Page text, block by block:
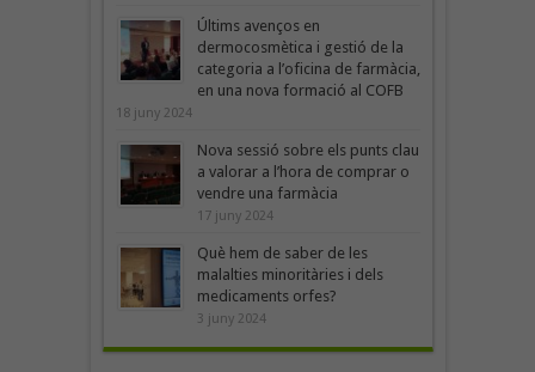
Últims avenços en
dermocosmètica i gestió de la
categoria a l’oficina de farmàcia,
en una nova formació al COFB
18 juny 2024
Nova sessió sobre els punts clau
a valorar a l’hora de comprar o
vendre una farmàcia
17 juny 2024
Què hem de saber de les
malalties minoritàries i dels
medicaments orfes?
3 juny 2024